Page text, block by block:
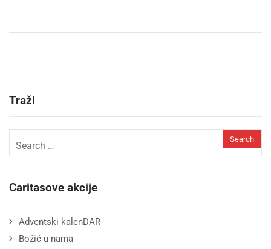
Traži
Caritasove akcije
Adventski kalenDAR
Božić u nama